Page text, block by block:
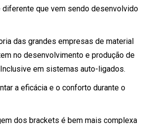
que vem sendo desenvolvido
das grandes empresas de material
no desenvolvimento e produção de
em sistemas auto-ligados.
a eficácia e o conforto durante o
dos brackets é bem mais complexa